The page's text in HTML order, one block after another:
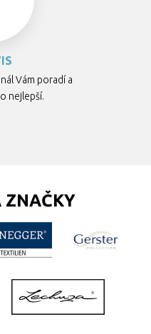
Vám poradí a
nejlepší.
ZNAČKY